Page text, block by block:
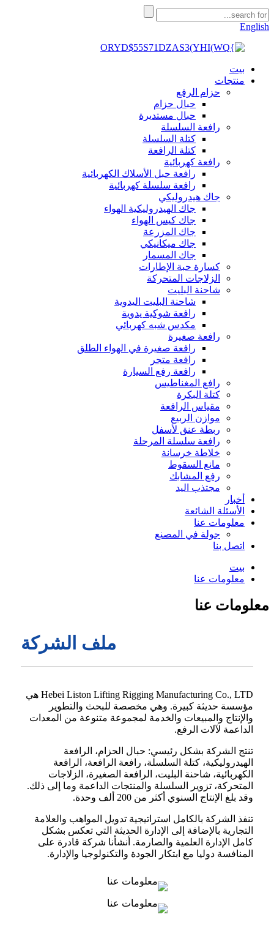
English
بيت
منتجات
حزام الرفع
حبال حزام
حبال مستديرة
رافعة السلسلة
كتلة السلسلة
كتلة الرافعة
رافعة كهربائية
رافعة حبل الأسلاك الكهربائية
رافعة سلسلة كهربائية
جاك هيدروليكي
جاك الهيدروليكية الهواء
جاك كيس الهواء
جاك المزرعة
جاك ميكانيكي
جاك المسمار
كسارة حبة الإطارات
الزلاجات المتحركة
شاحنة البليت
شاحنة البليت اليدوية
رافعة شوكية يدوية
مكدس شبه كهربائي
رافعة صغيرة
رافعة صغيرة في الهواء الطلق
رافعة متجر
رافعة رفع السيارة
رافع المغناطيس
كتلة البكرة
مقياس الرافعة
موازن الربيع
ربطة عنق لأسفل
رافعة سلسلة المرحلة
خلاطة خرسانة
مانع السقوط
رفع المشابك
مجتذب اليد
أخبار
الأسئلة الشائعة
معلومات عنا
جولة في المصنع
اتصل بنا
بيت
معلومات عنا
معلومات عنا
ملف الشركة
Hebei Liston Lifting Rigging Manufacturing Co., LTD هي
مؤسسة حديثة كبيرة. وهي مخصصة للبحث والتطوير
والإنتاج والمبيعات والخدمة لمجموعة متنوعة من المعدات
الداعمة لآلات الرفع.
تنتج الشركة بشكل رئيسي: حبال الحزام، الرافعة
الهيدروليكية، كتلة السلسلة، رافعة الرافعة، الرافعة
الكهربائية، شاحنة البليت، الرافعة الصغيرة، الزلاجات
المتحركة، تزوير السلسلة والمنتجات الداعمة وما إلى ذلك.
وقد بلغ الإنتاج السنوي أكثر من 200 ألف وحدة.
تنفذ الشركة بالكامل استراتيجية تدويل المواهب والعلامة
التجارية بالإضافة إلى الإدارة الحديثة التي تعكس بشكل
كامل الإدارة العلمية والصارمة. أنشأنا شركة قادرة على
المنافسة دوليا مع ابتكار الجودة والتكنولوجيا والإدارة.